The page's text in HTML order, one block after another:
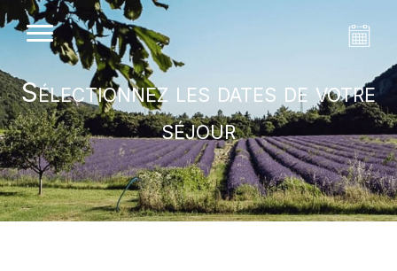
Sélectionnez les dates de votre
séjour